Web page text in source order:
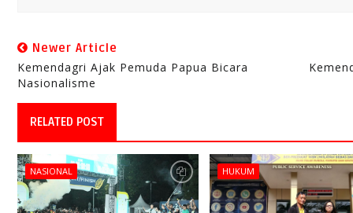
Newer Article
Kemendagri Ajak Pemuda Papua Bicara
Nasionalisme
RELATED POST
NASIONAL HUKUM